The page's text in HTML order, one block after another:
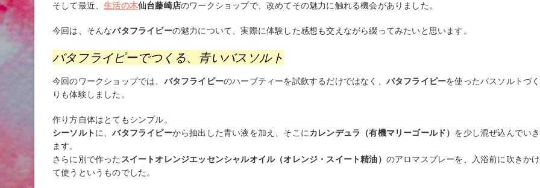
そして最近、生活の木仙台藤崎店のワークショップで、改めてその魅力に触れる機会がありました。
今回は、そんなバタフライピーの魅力について、実際に体験した感想も交えながら綴ってみたいと思います。
バタフライピーでつくる、青いバスソルト
今回のワークショップでは、 バタフライピーのハーブティーを試飲するだけではなく、 バタフライピーを使ったバスソルトづく
りも体験しました。
作り方自体はとてもシンプル。
シーソルトに、バタフライピーから抽出した青い液を加え、そこにカレンデュラ（有機マリーゴールド） を少し混ぜ込んでいき
ます。
さらに別で作った スイートオレンジエッセンシャルオイル（オレンジ・スイート精油） のアロマスプレーを、入浴前に吹きかけ
て使うというものでした。